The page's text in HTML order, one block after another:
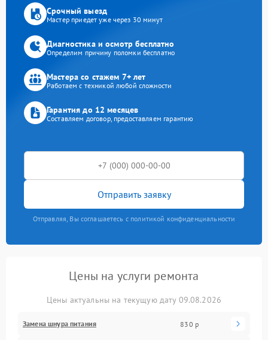
Срочный выезд
Мастер приедет уже через 30 минут
Диагностика и осмотр бесплатно
Определим причину поломки бесплатно
Мастера со стажем 7+ лет
Работаем с техникой любой сложности
Гарантия до 12 месяцев
Составляем договор, предоставляем гарантию
Отправить заявку
Отправляя, Вы соглашаетесь с политикой конфиденциальности
Цены на услуги ремонта
Цены актуальны на текущую дату 09.08.2026
Замена шнура питания 830 р